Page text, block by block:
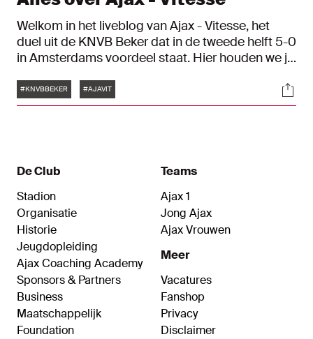
Welkom in het liveblog van Ajax - Vitesse, het
duel uit de KNVB Beker dat in de tweede helft 5-0
in Amsterdams voordeel staat. Hier houden we je
Tags
#KNVBBEKER #AJAVIT
De Club
Stadion
Organisatie
Historie
Jeugdopleiding
Ajax Coaching Academy
Sponsors & Partners
Business
Maatschappelijk
Foundation
Teams
Ajax 1
Jong Ajax
Ajax Vrouwen
Meer
Vacatures
Fanshop
Privacy
Disclaimer